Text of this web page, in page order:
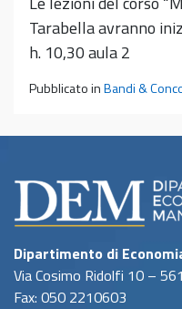
Tarabella avranno
h. 10,30 aula 2
Pubblicato inBandi &
Dipartimento di
Via Cosimo Ridolfi 10 –
Fax: 050 2210603